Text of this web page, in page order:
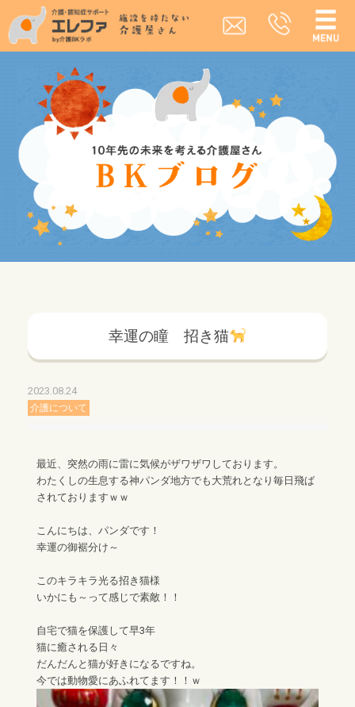
幸運の瞳 招き猫
2023.08.24
介護について
最近、突然の雨に雷に気候がザワザワしております。
わたくしの生息する神パンダ地方でも大荒れとなり毎日飛ば
されておりますｗｗ
こんにちは、パンダです！
幸運の御裾分け～
このキラキラ光る招き猫様
いかにも～って感じで素敵！！
自宅で猫を保護して早3年
猫に癒される日々
だんだんと猫が好きになるですね。
今では動物愛にあふれてます！！ｗ